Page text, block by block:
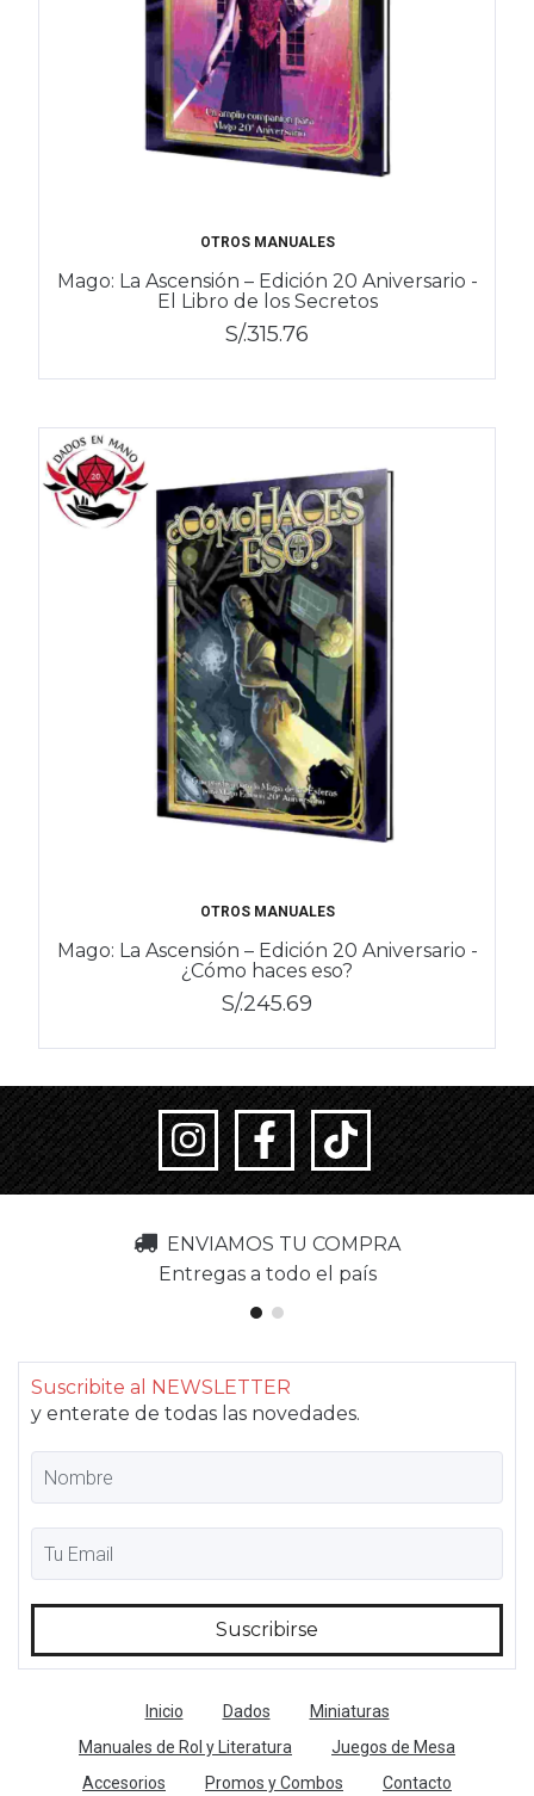
OTROS MANUALES
Mago: La Ascensión – Edición 20 Aniversario -
El Libro de los Secretos
S/.315.76
OTROS MANUALES
Mago: La Ascensión – Edición 20 Aniversario -
¿Cómo haces eso?
S/.245.69
ENVIAMOS TU COMPRA
Entregas a todo el país
Suscribite al NEWSLETTER
y enterate de todas las novedades.
Inicio Dados
Miniaturas
Manuales de Rol y Literatura
Juegos de Mesa
Accesorios
Promos y Combos Contacto